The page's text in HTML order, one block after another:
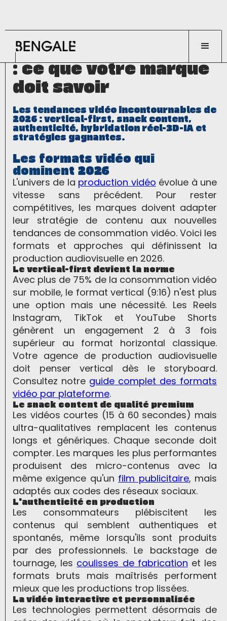
Tendances vidéo 2026
: ce que votre marque
doit savoir
Les tendances vidéo incontournables de
2026 : vertical-first, snack content,
authenticité, hybridation réel-3D-IA et
stratégies gagnantes.
Les formats vidéo qui
dominent 2026
L'univers de la production vidéo évolue à une
vitesse sans précédent. Pour rester
compétitives, les marques doivent adapter
leur stratégie de contenu aux nouvelles
tendances de consommation vidéo. Voici les
formats et approches qui définissent la
production audiovisuelle en 2026.
Le vertical-first devient la norme
Avec plus de 75% de la consommation vidéo
sur mobile, le format vertical (9:16) n'est plus
une option mais une nécessité. Les Reels
Instagram, TikTok et YouTube Shorts
génèrent un engagement 2 à 3 fois
supérieur au format horizontal classique.
Votre agence de production audiovisuelle
doit penser vertical dès le storyboard.
Consultez notre guide complet des formats
vidéo par plateforme.
Le snack content de qualité premium
Les vidéos courtes (15 à 60 secondes) mais
ultra-qualitatives remplacent les contenus
longs et génériques. Chaque seconde doit
compter. Les marques les plus performantes
produisent des micro-contenus avec la
même exigence qu'un film publicitaire, mais
adaptés aux codes des réseaux sociaux.
L'authenticité en production
Les consommateurs plébiscitent les
contenus qui semblent authentiques et
spontanés, même lorsqu'ils sont produits
par des professionnels. Le backstage de
tournage, les coulisses de fabrication et les
formats bruts mais maîtrisés performent
mieux que les productions trop lissées.
La vidéo interactive et personnalisée
Les technologies permettent désormais de